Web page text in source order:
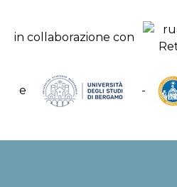
in collaborazione con
e -